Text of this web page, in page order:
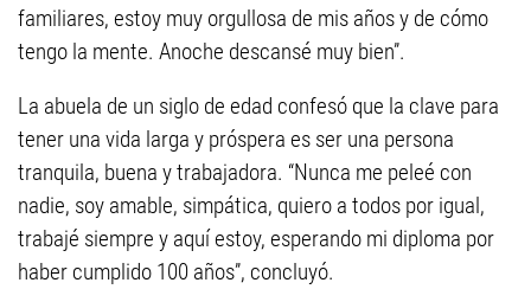
familiares, estoy muy orgullosa de mis años y de cómo
tengo la mente. Anoche descansé muy bien”.
La abuela de un siglo de edad confesó que la clave para
tener una vida larga y próspera es ser una persona
tranquila, buena y trabajadora. “Nunca me peleé con
nadie, soy amable, simpática, quiero a todos por igual,
trabajé siempre y aquí estoy, esperando mi diploma por
haber cumplido 100 años”, concluyó.